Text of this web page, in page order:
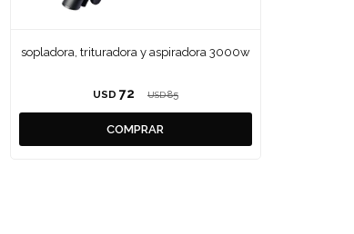
sopladora, trituradora y aspiradora 3000w
USD 72 USD 85